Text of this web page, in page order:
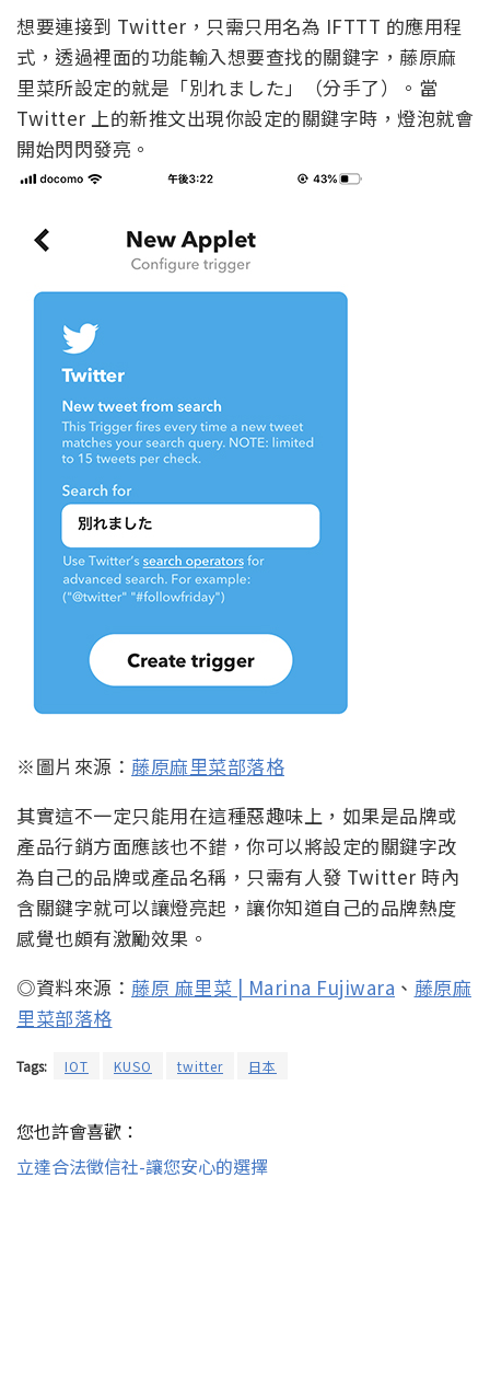
想要連接到 Twitter，只需只用名為 IFTTT 的應用程
式，透過裡面的功能輸入想要查找的關鍵字，藤原麻
里菜所設定的就是「別れました」（分手了）。當
Twitter 上的新推文出現你設定的關鍵字時，燈泡就會
開始閃閃發亮。
※圖片來源： 藤原麻里菜部落格
其實這不一定只能用在這種惡趣味上，如果是品牌或
產品行銷方面應該也不錯，你可以將設定的關鍵字改
為自己的品牌或產品名稱，只需有人發 Twitter 時內
含關鍵字就可以讓燈亮起，讓你知道自己的品牌熱度
感覺也頗有激勵效果。
◎資料來源： 藤原 麻里菜 | Marina Fujiwara 、 藤原麻
里菜部落格
Tags: IOT KUSO twitter 日本
您也許會喜歡：
立達合法徵信社-讓您安心的選擇